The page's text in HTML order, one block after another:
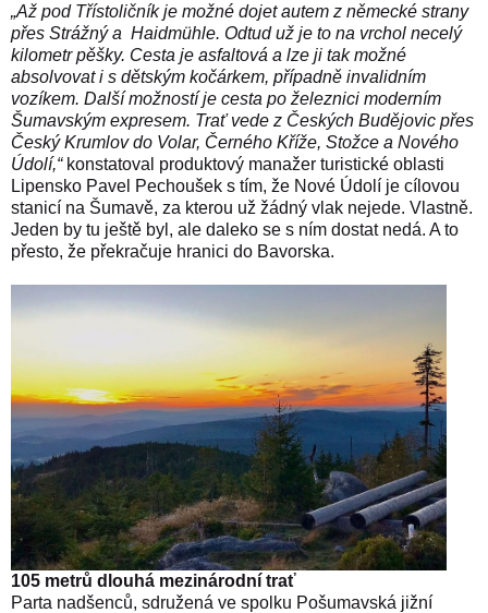
„Až pod Třístoličník je možné dojet autem z německé strany
přes Strážný a Haidmühle. Odtud už je to na vrchol necelý
kilometr pěšky. Cesta je asfaltová a lze ji tak možné
absolvovat i s dětským kočárkem, případně invalidním
vozíkem. Další možností je cesta po železnici moderním
Šumavským expresem. Trať vede z Českých Budějovic přes
Český Krumlov do Volar, Černého Kříže, Stožce a Nového
Údolí,“konstatoval produktový manažer turistické oblasti
Lipensko Pavel Pechoušek s tím, že Nové Údolí je cílovou
stanicí na Šumavě, za kterou už žádný vlak nejede. Vlastně.
Jeden by tu ještě byl, ale daleko se s ním dostat nedá. A to
přesto, že překračuje hranici do Bavorska.
105 metrů dlouhá mezinárodní trať
Parta nadšenců, sdružená ve spolku Pošumavská jižní